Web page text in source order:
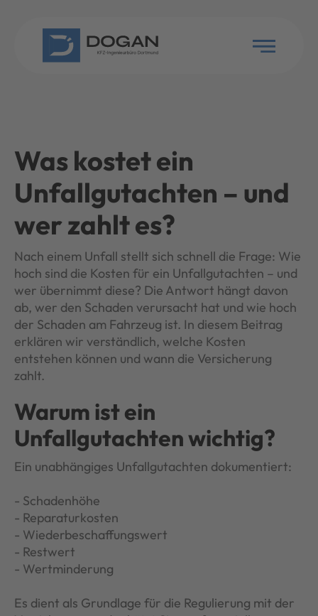
Was kostet ein
Unfallgutachten – und
wer zahlt es?
Nach einem Unfall stellt sich schnell die Frage: Wie
hoch sind die Kosten für ein Unfallgutachten – und
wer übernimmt diese? Die Antwort hängt davon
ab, wer den Schaden verursacht hat und wie hoch
der Schaden am Fahrzeug ist. In diesem Beitrag
erklären wir verständlich, welche Kosten
entstehen können und wann die Versicherung
zahlt.
Warum ist ein
Unfallgutachten wichtig?
Ein unabhängiges Unfallgutachten dokumentiert:
- Schadenhöhe
- Reparaturkosten
- Wiederbeschaffungswert
- Restwert
- Wertminderung
Es dient als Grundlage für die Regulierung mit der